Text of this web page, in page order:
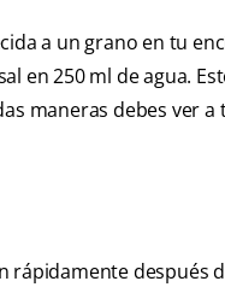
a un grano en tu
en 250 ml de agua.
maneras debes ver
rápidamente después